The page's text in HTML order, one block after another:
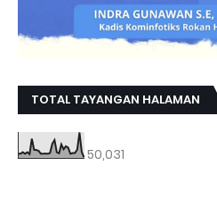
TOTAL TAYANGAN HALAMAN
50,031